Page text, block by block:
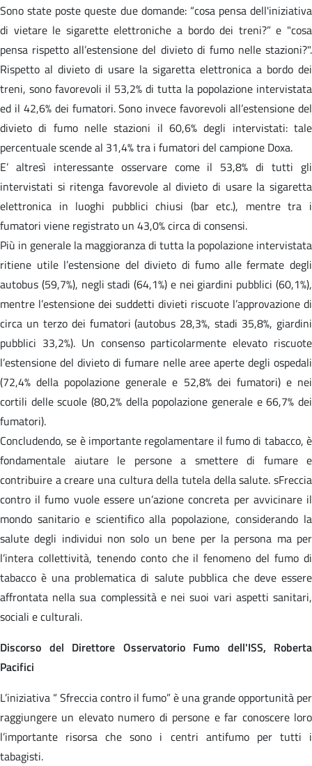
Sono state poste queste due domande: “cosa pensa dell'iniziativa
di vietare le sigarette elettroniche a bordo dei treni?” e "cosa
pensa rispetto all’estensione del divieto di fumo nelle stazioni?".
Rispetto al divieto di usare la sigaretta elettronica a bordo dei
treni, sono favorevoli il 53,2% di tutta la popolazione intervistata
ed il 42,6% dei fumatori. Sono invece favorevoli all’estensione del
divieto di fumo nelle stazioni il 60,6% degli intervistati: tale
percentuale scende al 31,4% tra i fumatori del campione Doxa.
E’ altresì interessante osservare come il 53,8% di tutti gli
intervistati si ritenga favorevole al divieto di usare la sigaretta
elettronica in luoghi pubblici chiusi (bar etc.), mentre tra i
fumatori viene registrato un 43,0% circa di consensi.
Più in generale la maggioranza di tutta la popolazione intervistata
ritiene utile l’estensione del divieto di fumo alle fermate degli
autobus (59,7%), negli stadi (64,1%) e nei giardini pubblici (60,1%),
mentre l’estensione dei suddetti divieti riscuote l’approvazione di
circa un terzo dei fumatori (autobus 28,3%, stadi 35,8%, giardini
pubblici 33,2%). Un consenso particolarmente elevato riscuote
l’estensione del divieto di fumare nelle aree aperte degli ospedali
(72,4% della popolazione generale e 52,8% dei fumatori) e nei
cortili delle scuole (80,2% della popolazione generale e 66,7% dei
fumatori).
Concludendo, se è importante regolamentare il fumo di tabacco, è
fondamentale aiutare le persone a smettere di fumare e
contribuire a creare una cultura della tutela della salute. sFreccia
contro il fumo vuole essere un’azione concreta per avvicinare il
mondo sanitario e scientifico alla popolazione, considerando la
salute degli individui non solo un bene per la persona ma per
l’intera collettività, tenendo conto che il fenomeno del fumo di
tabacco è una problematica di salute pubblica che deve essere
affrontata nella sua complessità e nei suoi vari aspetti sanitari,
sociali e culturali.
Discorso del Direttore Osservatorio Fumo dell'ISS, Roberta
Pacifici
L’iniziativa “ Sfreccia contro il fumo” è una grande opportunità per
raggiungere un elevato numero di persone e far conoscere loro
l’importante risorsa che sono i centri antifumo per tutti i
tabagisti.